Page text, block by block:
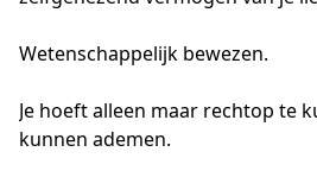
Wetenschappelijk bewezen.
Je hoeft alleen maar rechtop te
kunnen ademen.